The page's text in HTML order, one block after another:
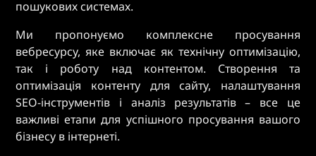
пошукових системах.
Ми пропонуємо комплексне просування
вебресурсу, яке включає як технічну оптимізацію,
так і роботу над контентом. Створення та
оптимізація контенту для сайту, налаштування
SEO-інструментів і аналіз результатів – все це
важливі етапи для успішного просування вашого
бізнесу в інтернеті.